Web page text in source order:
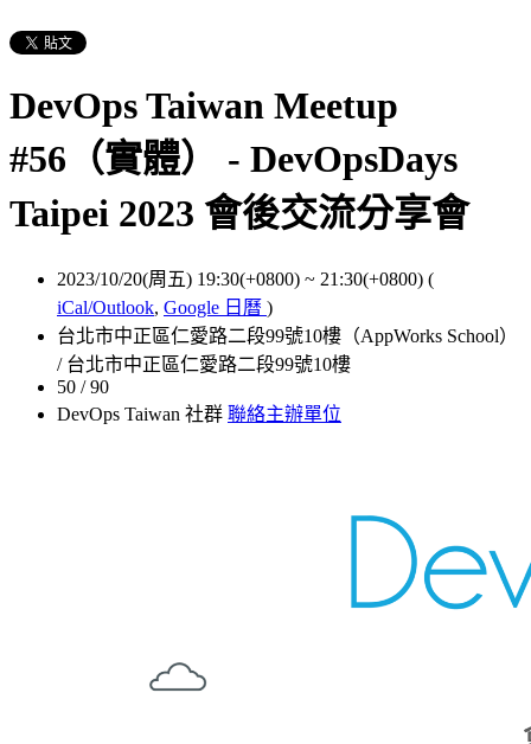
DevOps Taiwan Meetup
#56（實體） - DevOpsDays
Taipei 2023 會後交流分享會
2023/10/20(周五) 19:30(+0800) ~ 21:30(+0800) (
iCal/Outlook, Google 日曆 )
台北市中正區仁愛路二段99號10樓（AppWorks School）
/ 台北市中正區仁愛路二段99號10樓
50 / 90
DevOps Taiwan 社群 聯絡主辦單位